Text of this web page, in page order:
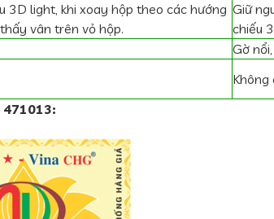
3D light, khi xoay hộp theo các hướng
vân trên vỏ hộp.
Giữ
chiếu
Gờ
Không